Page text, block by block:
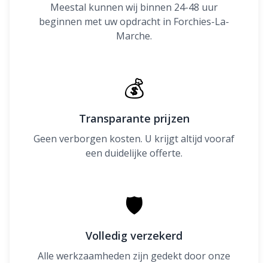
Meestal kunnen wij binnen 24-48 uur
beginnen met uw opdracht in Forchies-La-
Marche.
💰
Transparante prijzen
Geen verborgen kosten. U krijgt altijd vooraf
een duidelijke offerte.
🛡
Volledig verzekerd
Alle werkzaamheden zijn gedekt door onze